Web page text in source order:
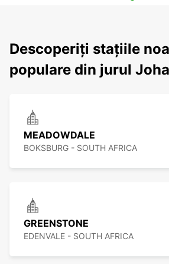
Descoperiți stațiile
populare din jurul
MEADOWDALE
BOKSBURG - SOUTH AFRICA
GREENSTONE
EDENVALE - SOUTH AFRICA